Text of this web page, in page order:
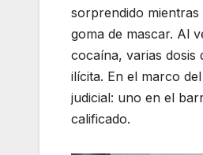
sorprendido
goma de mascar. Al
cocaína, varias
ilícita. En el marco
judicial: uno en el
calificado.